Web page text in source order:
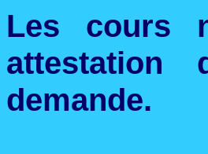
Les cours
demande.